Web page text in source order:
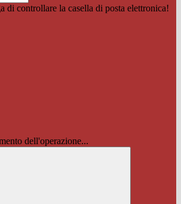
di controllare la casella di posta elettronica!
dell'operazione...